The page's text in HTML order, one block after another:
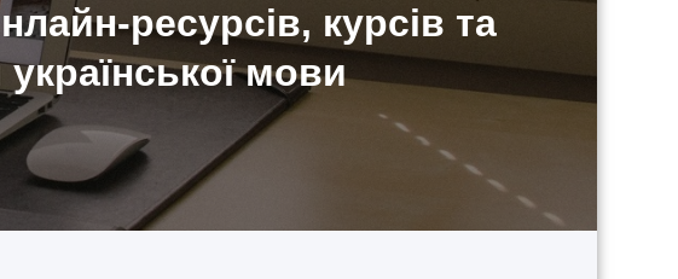
ресурсів, курсів та
мови